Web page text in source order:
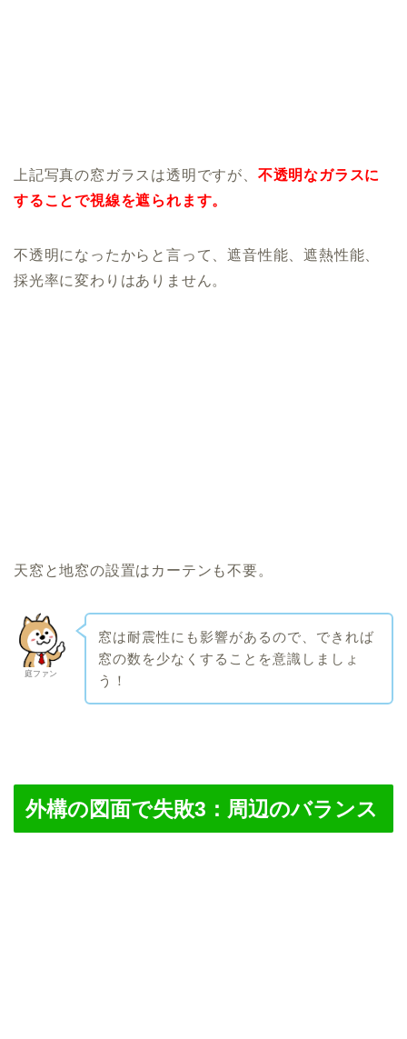
上記写真の窓ガラスは透明ですが、 不透明なガラスに
することで視線を遮られます。
不透明になったからと言って、遮音性能、遮熱性能、
採光率に変わりはありません。
天窓と地窓の設置はカーテンも不要。
庭ファン
窓は耐震性にも影響があるので、できれば
窓の数を少なくすることを意識しましょ
う！
外構の図面で失敗3：周辺のバランス